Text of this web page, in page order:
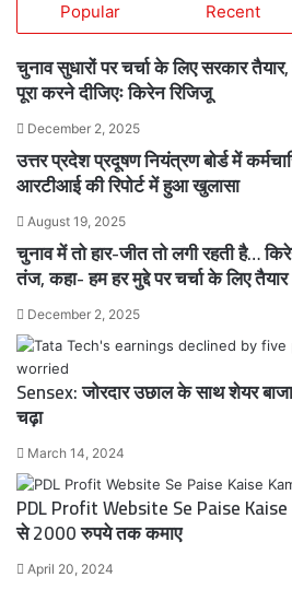
Popular Recent
चुनाव सुधारों पर चर्चा के लिए सरकार
पूरा करने दीजिएः किरेन रिजिजू
December 2, 2025
उत्तर प्रदेश प्रदूषण नियंत्रण बोर्ड में
आरटीआई की रिपोर्ट में हुआ खुलासा
August 19, 2025
चुनाव में तो हार-जीत तो लगी रहती है…
तंज, कहा- हम हर मुद्दे पर चर्चा के लिए तैयार
December 2, 2025
Sensex: जोरदार उछाल के साथ शेयर
चढ़ा
March 14, 2024
PDL Profit Website Se Paise Kaise
से 2000 रुपये तक कमाए
April 20, 2024